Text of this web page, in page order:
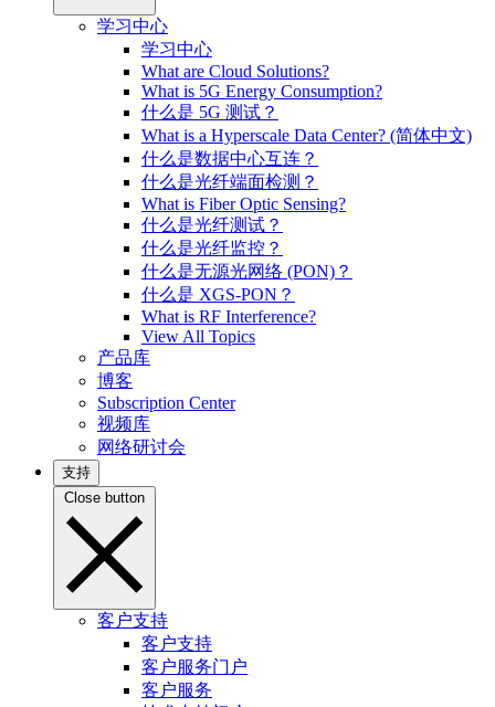
学习中心
学习中心
What are Cloud Solutions?
What is 5G Energy Consumption?
什么是 5G 测试？
What is a Hyperscale Data Center? (简体中文)
什么是数据中心互连？
什么是光纤端面检测？
What is Fiber Optic Sensing?
什么是光纤测试？
什么是光纤监控？
什么是无源光网络 (PON)？
什么是 XGS-PON？
What is RF Interference?
View All Topics
产品库
博客
Subscription Center
视频库
网络研讨会
支持
Close button
客户支持
客户支持
客户服务门户
客户服务